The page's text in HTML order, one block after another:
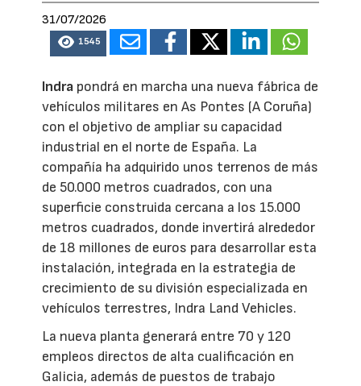
31/07/2026
1545
Indra pondrá en marcha una nueva fábrica de
vehículos militares en As Pontes (A Coruña)
con el objetivo de ampliar su capacidad
industrial en el norte de España. La
compañía ha adquirido unos terrenos de más
de 50.000 metros cuadrados, con una
superficie construida cercana a los 15.000
metros cuadrados, donde invertirá alrededor
de 18 millones de euros para desarrollar esta
instalación, integrada en la estrategia de
crecimiento de su división especializada en
vehículos terrestres, Indra Land Vehicles.
La nueva planta generará entre 70 y 120
empleos directos de alta cualificación en
Galicia, además de puestos de trabajo